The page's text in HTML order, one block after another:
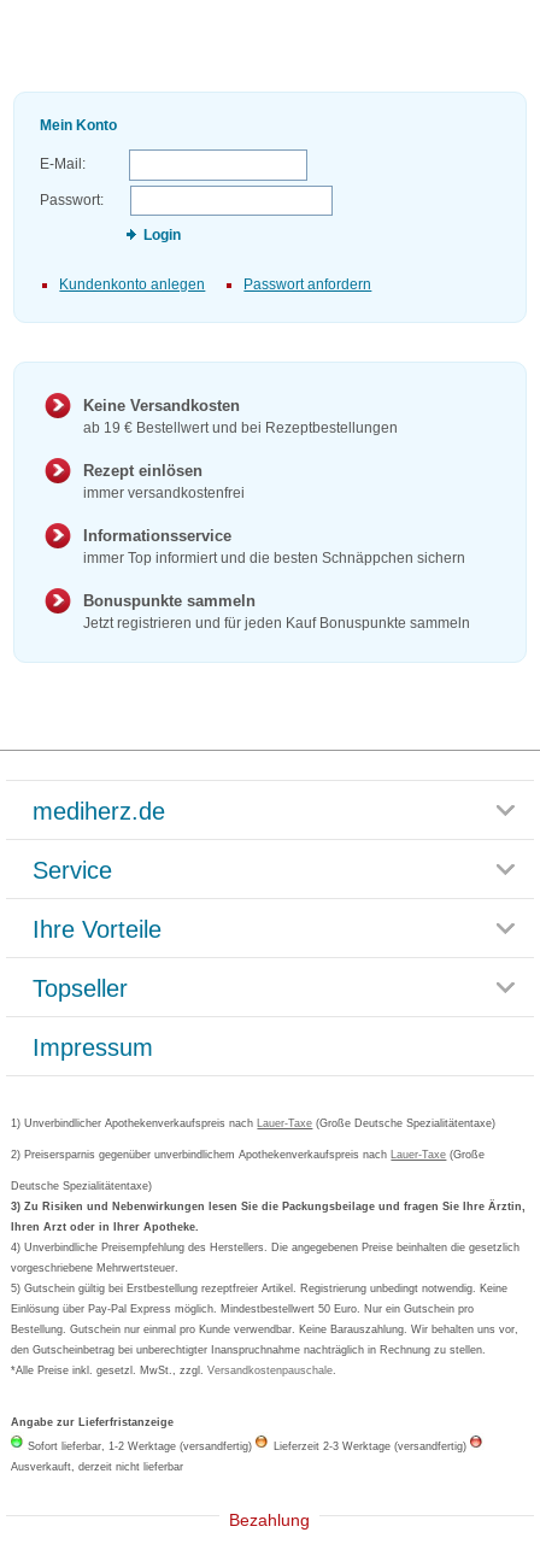
Mein Konto
E-Mail:
Passwort:
Login
Kundenkonto anlegen Passwort anfordern
Keine Versandkosten
ab 19 € Bestellwert und bei Rezeptbestellungen
Rezept einlösen
immer versandkostenfrei
Informationsservice
immer Top informiert und die besten Schnäppchen sichern
Bonuspunkte sammeln
Jetzt registrieren und für jeden Kauf Bonuspunkte sammeln
mediherz.de
Glossar
Häufig gestellte Fragen
Datenschutz
AGB
Cookie-Einstellungen
Vertrag widerrufen
Service
Rücksendemöglichkeit
Paketlieferstatus
Versandkosten
Bestellschein ausfüllen
Newsletteranmeldung
Ihre Vorteile
Rezeptlieferung
Bonusprogramm
Gutschein und Rabatte
Kundenbewertung
Topseller
Grippostad
Bepanthen
Formoline
Wick
Eucerin
Basica
Impressum
1) Unverbindlicher Apothekenverkaufspreis nach Lauer-Taxe (Große Deutsche Spezialitätentaxe)
2) Preisersparnis gegenüber unverbindlichem Apothekenverkaufspreis nach Lauer-Taxe (Große
Deutsche Spezialitätentaxe)
3) Zu Risiken und Nebenwirkungen lesen Sie die Packungsbeilage und fragen Sie Ihre Ärztin,
Ihren Arzt oder in Ihrer Apotheke.
4) Unverbindliche Preisempfehlung des Herstellers. Die angegebenen Preise beinhalten die gesetzlich
vorgeschriebene Mehrwertsteuer.
5) Gutschein gültig bei Erstbestellung rezeptfreier Artikel. Registrierung unbedingt notwendig. Keine
Einlösung über Pay-Pal Express möglich. Mindestbestellwert 50 Euro. Nur ein Gutschein pro
Bestellung. Gutschein nur einmal pro Kunde verwendbar. Keine Barauszahlung. Wir behalten uns vor,
den Gutscheinbetrag bei unberechtigter Inanspruchnahme nachträglich in Rechnung zu stellen.
*Alle Preise inkl. gesetzl. MwSt., zzgl.Versandkostenpauschale.
Angabe zur Lieferfristanzeige
Sofort lieferbar, 1-2 Werktage (versandfertig)
Lieferzeit 2-3 Werktage (versandfertig)
Ausverkauft, derzeit nicht lieferbar
Bezahlung